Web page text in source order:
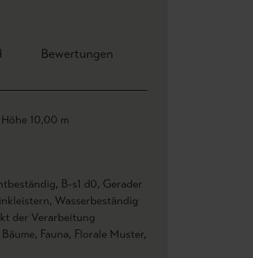
Bewertungen
10,00 m
, B-s1 d0, Gerader
, Wasserbeständig
der Verarbeitung
Bäume, Fauna, Florale Muster,